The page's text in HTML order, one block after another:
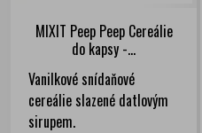
MIXIT Peep Peep Cereálie
do kapsy -...
Vanilkové snídaňové
cereálie slazené datlovým
sirupem.